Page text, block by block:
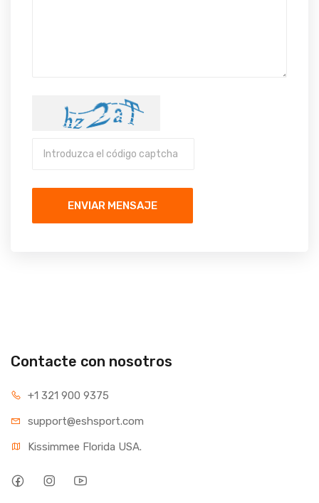
ENVIAR MENSAJE
Contacte con nosotros
+1 321 900 9375
support@eshsport.com
Kissimmee Florida USA.